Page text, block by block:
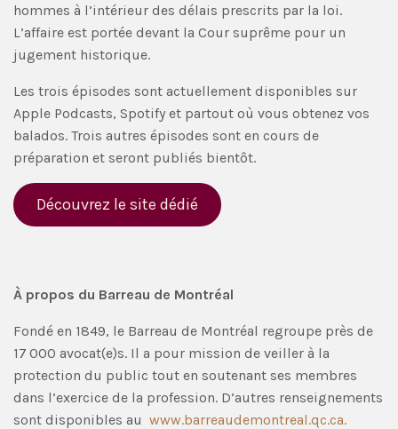
hommes à l’intérieur des délais prescrits par la loi.
L’affaire est portée devant la Cour suprême pour un
jugement historique.
Les trois épisodes sont actuellement disponibles sur
Apple Podcasts, Spotify et partout où vous obtenez vos
balados. Trois autres épisodes sont en cours de
préparation et seront publiés bientôt.
Découvrez le site dédié
À propos du Barreau de Montréal
Fondé en 1849, le Barreau de Montréal regroupe près de
17 000 avocat(e)s. Il a pour mission de veiller à la
protection du public tout en soutenant ses membres
dans l’exercice de la profession. D’autres renseignements
sont disponibles au www.barreaudemontreal.qc.ca.